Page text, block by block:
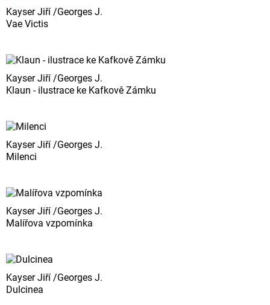
Kayser Jiří /Georges J.
Vae Victis
Kayser Jiří /Georges J.
Klaun - ilustrace ke Kafkově Zámku
Kayser Jiří /Georges J.
Milenci
Kayser Jiří /Georges J.
Malířova vzpomínka
Kayser Jiří /Georges J.
Dulcinea